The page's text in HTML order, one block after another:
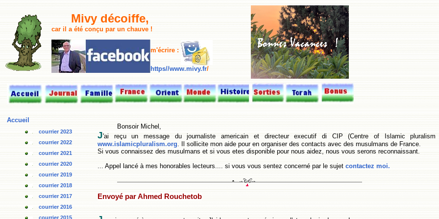
Mivy décoiffe,
car il a été conçu par un chauve !
m'écrire :
https//www.mivy.fr/
Accueil
courrier 2023
courrier 2022
courrier 2021
courrier 2020
courrier 2019
courrier 2018
courrier 2017
courrier 2016
courrier 2015
Bonsoir Michel,
J'ai reçu un message du journaliste americain et directeur executif di CIP (Centre of Islamic
www.islamicpluralism.org. Il sollicite mon aide pour en organiser des contacts avec des musulmans de France.
Si vous connaissez des musulmans et si vous etes disponible pour nous aidez, nous vous serons reconnaissant.
... Appel lancé à mes honorables lecteurs.... si vous vous sentez concerné par le sujet contactez moi.
Envoyé par Ahmed Rouchetob